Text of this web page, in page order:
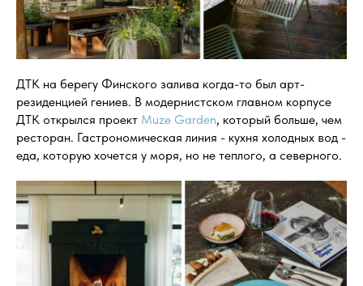
ДТК на берегу Финского залива когда-то был арт-
резиденцией гениев. В модернистском главном корпусе
ДТК открылся проект Muze Garden, который больше, чем
ресторан. Гастрономическая линия - кухня холодных вод -
еда, которую хочется у моря, но не теплого, а северного.